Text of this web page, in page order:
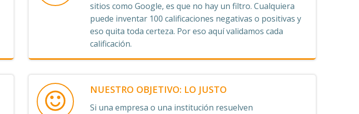
sitios como Google, es que no hay un filtro. Cualquiera
puede inventar 100 calificaciones negativas o positivas y
eso quita toda certeza. Por eso aquí validamos cada
calificación.
NUESTRO OBJETIVO: LO JUSTO
Si una empresa o una institución resuelven